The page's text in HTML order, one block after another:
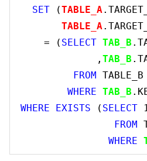
SET (TABLE_A
TABLE_A
     = (
SELECT TAB_B
              ,
TAB_B
FROM
TABLE_B
WHERE TAB_B
WHERE
EXISTS ( SELECT
FROM
WHERE